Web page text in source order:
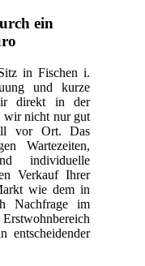
ein
in Fischen i.
und kurze
direkt in der
wir nicht nur gut
vor Ort. Das
Wartezeiten,
individuelle
Verkauf Ihrer
wie dem in
Nachfrage im
entscheidender